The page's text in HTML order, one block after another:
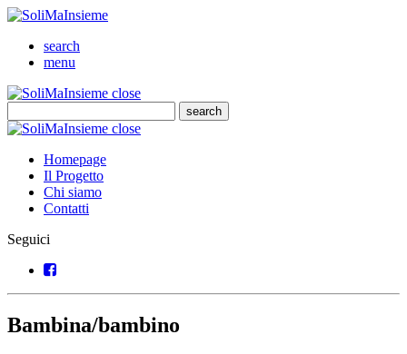
SoliMaInsieme
search
menu
SoliMaInsieme
closeClose
search
Cerca
SoliMaInsieme
closeClose
Homepage
Il Progetto
Chi siamo
Contatti
Seguici
Facebook
Bambina/bambino